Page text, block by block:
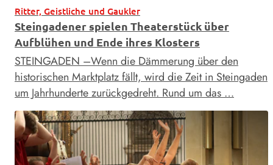
Ritter, Geistliche und Gaukler
Steingadener spielen Theaterstück über
Aufblühen und Ende ihres Klosters
STEINGADEN –Wenn die Dämmerung über den
historischen Marktplatz fällt, wird die Zeit in Steingaden
um Jahrhunderte zurückgedreht. Rund um das …